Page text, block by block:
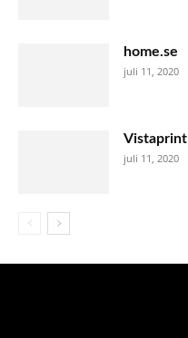
home.se
juli 11, 2020
Vistaprint
juli 11, 2020